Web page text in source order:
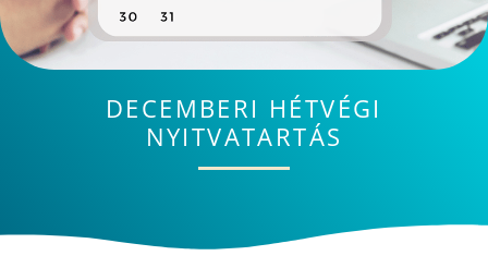
DECEMBERI HÉTVÉGI
NYITVATARTÁS